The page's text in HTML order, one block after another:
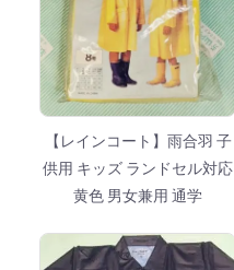
【レインコート】雨合羽 子
供用 キッズ ランドセル対応
黄色 男女兼用 通学